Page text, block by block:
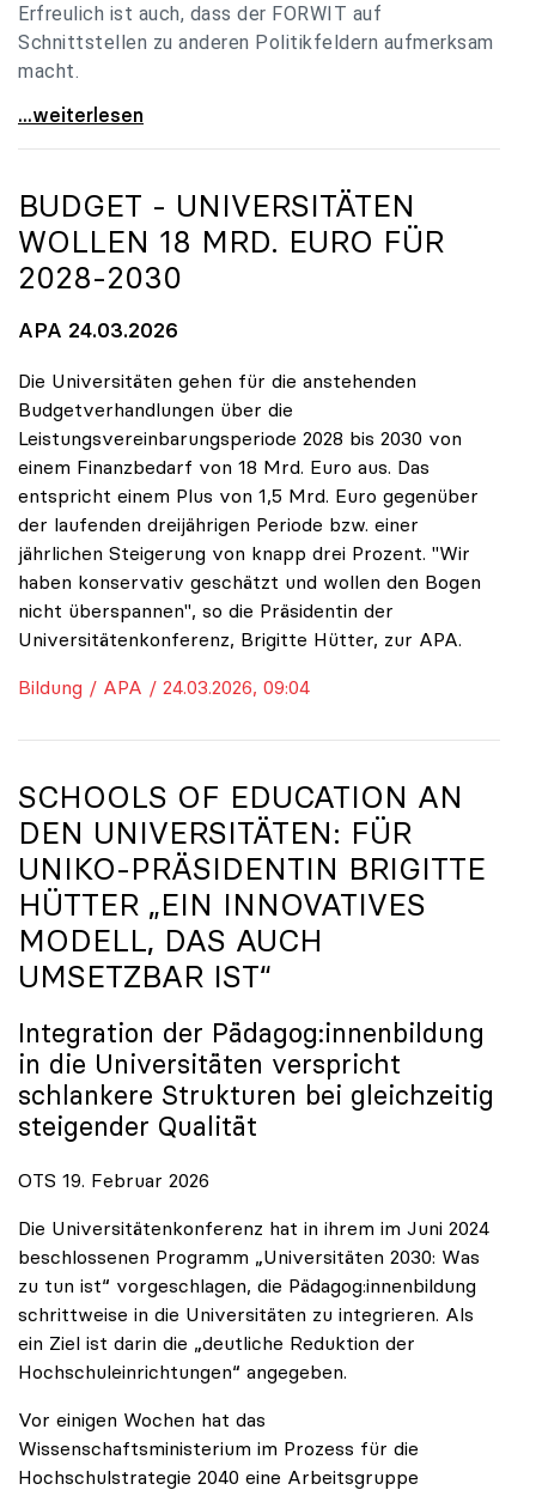
Erfreulich ist auch, dass der FORWIT auf
Schnittstellen zu anderen Politikfeldern aufmerksam
macht.
uniko zu FORWIT-Analyse: Wichtige Themen
...weiterlesen
BUDGET - UNIVERSITÄTEN
WOLLEN 18 MRD. EURO FÜR
2028-2030
APA 24.03.2026
Die Universitäten gehen für die anstehenden
Budgetverhandlungen über die
Leistungsvereinbarungsperiode 2028 bis 2030 von
einem Finanzbedarf von 18 Mrd. Euro aus. Das
entspricht einem Plus von 1,5 Mrd. Euro gegenüber
der laufenden dreijährigen Periode bzw. einer
jährlichen Steigerung von knapp drei Prozent. "Wir
haben konservativ geschätzt und wollen den Bogen
nicht überspannen", so die Präsidentin der
Universitätenkonferenz, Brigitte Hütter, zur APA.
Bildung / APA / 24.03.2026, 09:04
SCHOOLS OF EDUCATION AN
DEN UNIVERSITÄTEN: FÜR
UNIKO-PRÄSIDENTIN BRIGITTE
HÜTTER „EIN INNOVATIVES
MODELL, DAS AUCH
UMSETZBAR IST“
Integration der Pädagog:innenbildung
in die Universitäten verspricht
schlankere Strukturen bei gleichzeitig
steigender Qualität
OTS 19. Februar 2026
Die Universitätenkonferenz hat in ihrem im Juni 2024
beschlossenen Programm „Universitäten 2030: Was
zu tun ist“ vorgeschlagen, die Pädagog:innenbildung
schrittweise in die Universitäten zu integrieren. Als
ein Ziel ist darin die „deutliche Reduktion der
Hochschuleinrichtungen“ angegeben.
Vor einigen Wochen hat das
Wissenschaftsministerium im Prozess für die
Hochschulstrategie 2040 eine Arbeitsgruppe